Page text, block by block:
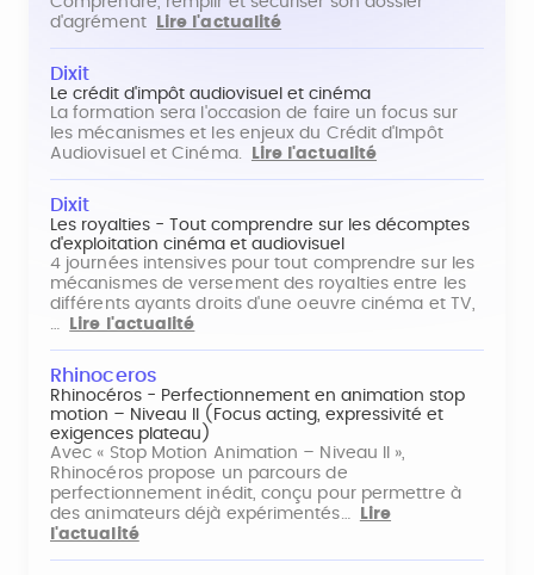
d'agrément
Lire l'actualité
Dixit
Le crédit d'impôt audiovisuel et cinéma
La formation sera l'occasion de faire un focus sur
les mécanismes et les enjeux du Crédit d'Impôt
Audiovisuel et Cinéma.
Lire l'actualité
Dixit
Les royalties - Tout comprendre sur les décomptes
d'exploitation cinéma et audiovisuel
4 journées intensives pour tout comprendre sur les
mécanismes de versement des royalties entre les
différents ayants droits d'une oeuvre cinéma et TV,
…
Lire l'actualité
Rhinoceros
Rhinocéros - Perfectionnement en animation stop
motion – Niveau II (Focus acting, expressivité et
exigences plateau)
Avec « Stop Motion Animation – Niveau II »,
Rhinocéros propose un parcours de
perfectionnement inédit, conçu pour permettre à
des animateurs déjà expérimentés…
Lire
l'actualité